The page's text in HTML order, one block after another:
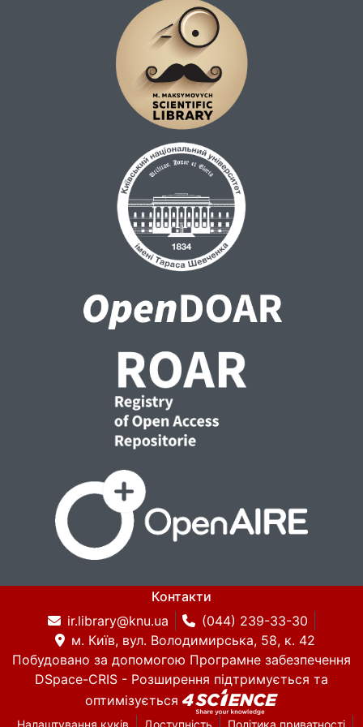
Контакти
ir.library@knu.ua
(044) 239-33-30
м. Київ, вул. Володимирська, 58, к. 42
Побудовано за допомогою Програмне забезпечення
DSpace-CRIS - Розширення підтримується та
оптимізується
Налаштування куків Доступність Політика приватності